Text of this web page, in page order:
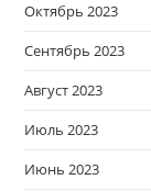
Октябрь 2023
Сентябрь 2023
Август 2023
Июль 2023
Июнь 2023